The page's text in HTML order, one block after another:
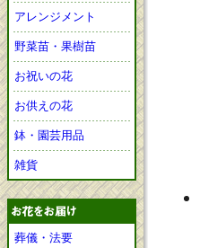
アレンジメント
野菜苗・果樹苗
お祝いの花
お供えの花
鉢・園芸用品
雑貨
葬儀・法要